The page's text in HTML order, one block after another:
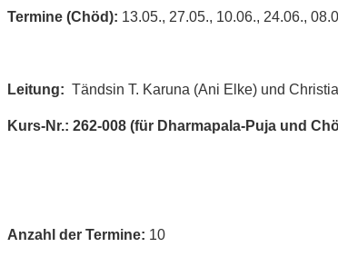
Termine (Chöd): 13.05., 27.05., 10.06., 24.06.,
Leitung: Tändsin T. Karuna (Ani Elke) und
Kurs-Nr.: 262-008 (für Dharmapala-Puja und
Anzahl der Termine: 10